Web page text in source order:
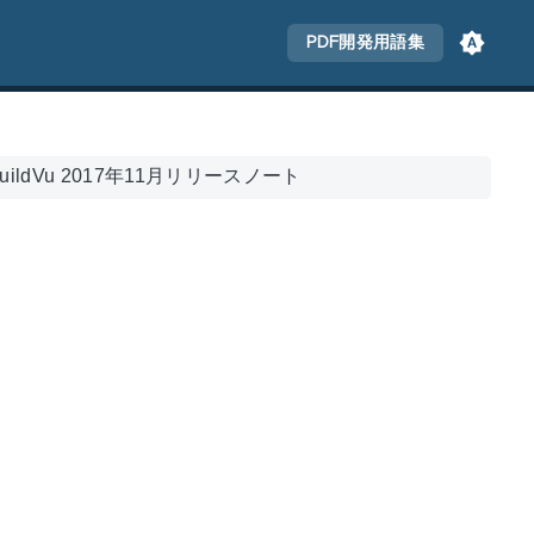
PDF開発用語集
2017年11月リリースノート